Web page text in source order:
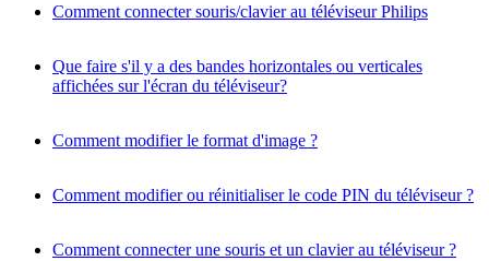
Comment connecter souris/clavier au téléviseur Philips
Que faire s'il y a des bandes horizontales ou verticales
affichées sur l'écran du téléviseur?
Comment modifier le format d'image ?
Comment modifier ou réinitialiser le code PIN du téléviseur ?
Comment connecter une souris et un clavier au téléviseur ?